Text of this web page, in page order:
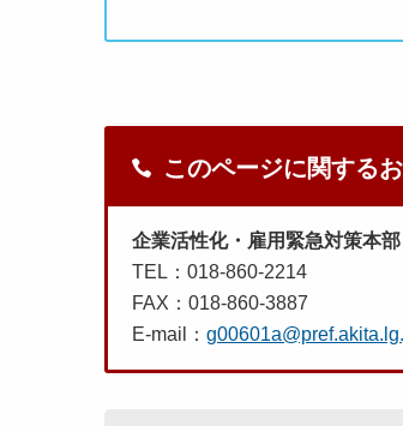
このページに関する
企業活性化・雇用緊急対策本
TEL：018-860-2214
FAX：018-860-3887
E-mail：